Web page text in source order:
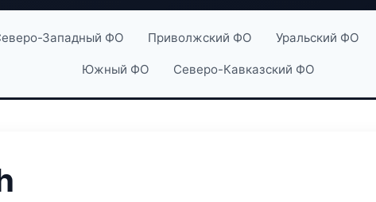
Западный ФО Приволжский ФО Уральский ФО
Южный ФО Северо-Кавказский ФО